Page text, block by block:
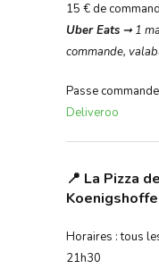
15 € de
Uber Eats ➞ 1
commande,
Passe
Deliveroo
📍 La Pizza
Horaires : tous
21h30